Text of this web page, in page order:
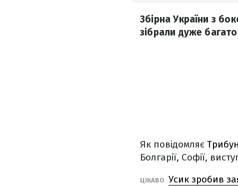
Збірна України з
зібрали дуже
Як повідомляє
Болгарії, Софії,
ЦІКАВО Усик зробив